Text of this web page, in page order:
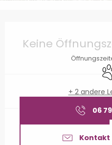
Keine
+ 2 andere
06